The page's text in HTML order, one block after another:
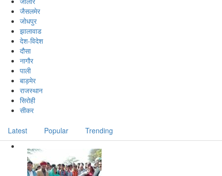
जैसलमेर
जोधपुर
झालावाड
देश-विदेश
दौसा
नागौर
पाली
बाड़मेर
राजस्थान
सिरोही
सीकर
Latest Popular Trending